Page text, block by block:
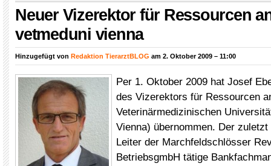
Neuer Vizerektor für Ressourcen
vetmeduni vienna
Hinzugefügt von Redaktion TierarztBLOG am 2. Oktober 2009 – 11:00
Per 1. Oktober 2009 hat Josef
des Vizerektors für Ressourcen
Veterinärmedizinischen
Vienna) übernommen. Der
Leiter der Marchfeldschlösser
BetriebsgmbH tätige